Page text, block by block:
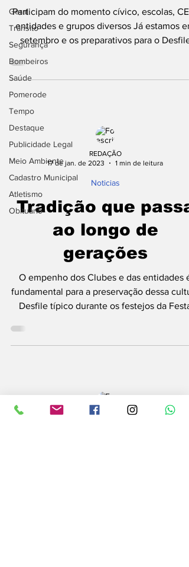
Geral
Trânsito
Segurança
Bombeiros
Saúde
Pomerode
Tempo
Destaque
Publicidade Legal
Meio Ambiente
Cadastro Municipal
Atletismo
Obituário
Participam do momento cívico, escolas,
entidades e grupos diversos Já estamos
setembro e os preparativos para o Desfile
REDAÇÃO
17 de jan. de 2023
1 min de leitura
Noticias
Tradição que passa
ao longo de
gerações
O empenho dos Clubes e das entidades é
fundamental para a preservação dessa
Desfile típico durante os festejos da Festa